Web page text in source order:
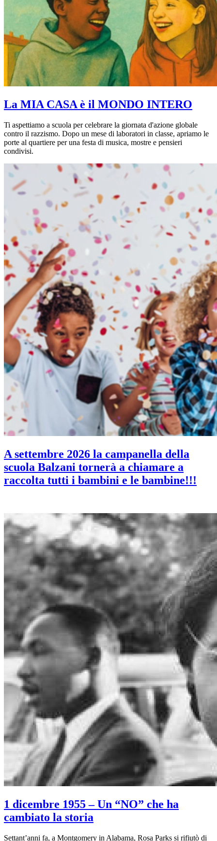
La MIA CASA è il MONDO INTERO
Ti aspettiamo a scuola per celebrare la giornata d'azione globale
contro il razzismo. Dopo un mese di laboratori in classe, apriamo le
porte al quartiere per una festa di musica, mostre e pensieri
condivisi.
A settembre 2026 la campanella della
scuola Balzani tornerà a chiamare a
raccolta tutti i bambini e le bambine!!!
1 dicembre 1955 – Un “NO” che ha
cambiato la storia
Settant’anni fa, a Montgomery in Alabama, Rosa Parks si rifiutò di